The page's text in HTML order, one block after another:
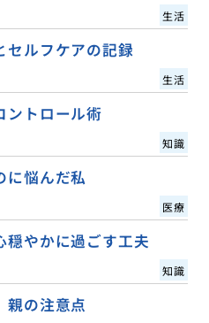
生活
セルフケアの記録
生活
ントロール術
知識
に悩んだ私
医療
穏やかに過ごす工夫
知識
親の注意点